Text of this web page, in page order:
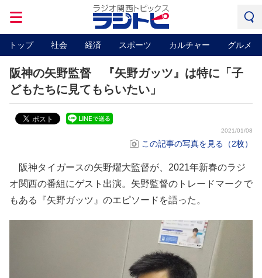
トップ 社会 経済 スポーツ カルチャー グルメ
阪神の矢野監督 『矢野ガッツ』は特に「子
どもたちに見てもらいたい」
2021/01/08
この記事の写真を見る（2枚）
阪神タイガースの矢野燿大監督が、2021年新春のラジ
オ関西の番組にゲスト出演。矢野監督のトレードマークで
もある『矢野ガッツ』のエピソードを語った。